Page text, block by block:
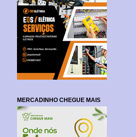
MERCADINHO CHEGUE MAIS